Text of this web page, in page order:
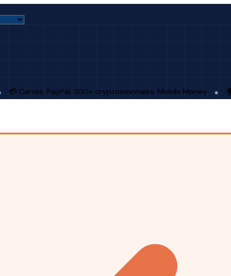
💳 Cartes, PayPal, 300+ cryptomonnaies, Mobile Money